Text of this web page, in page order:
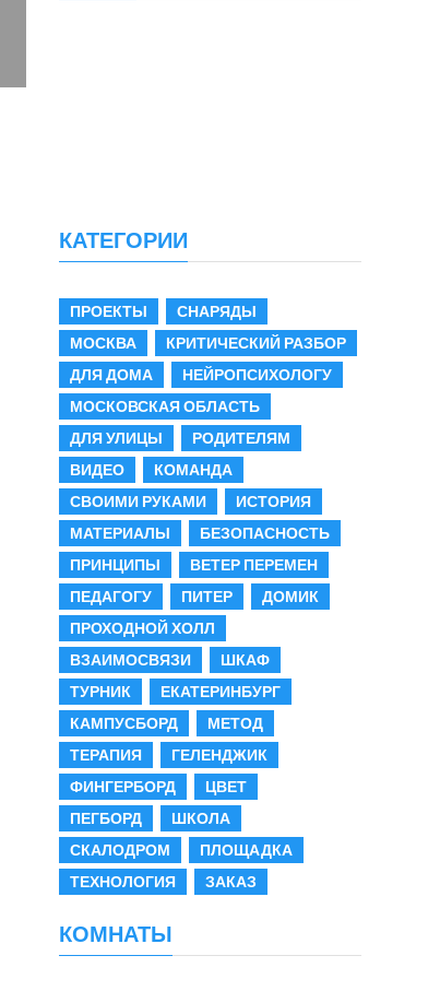
КАТЕГОРИИ
ПРОЕКТЫ
СНАРЯДЫ
МОСКВА
КРИТИЧЕСКИЙ РАЗБОР
ДЛЯ ДОМА
НЕЙРОПСИХОЛОГУ
МОСКОВСКАЯ ОБЛАСТЬ
ДЛЯ УЛИЦЫ
РОДИТЕЛЯМ
ВИДЕО
КОМАНДА
СВОИМИ РУКАМИ
ИСТОРИЯ
МАТЕРИАЛЫ
БЕЗОПАСНОСТЬ
ПРИНЦИПЫ
ВЕТЕР ПЕРЕМЕН
ПЕДАГОГУ
ПИТЕР
ДОМИК
ПРОХОДНОЙ ХОЛЛ
ВЗАИМОСВЯЗИ
ШКАФ
ТУРНИК
ЕКАТЕРИНБУРГ
КАМПУСБОРД
МЕТОД
ТЕРАПИЯ
ГЕЛЕНДЖИК
ФИНГЕРБОРД
ЦВЕТ
ПЕГБОРД
ШКОЛА
СКАЛОДРОМ
ПЛОЩАДКА
ТЕХНОЛОГИЯ
ЗАКАЗ
КОМНАТЫ